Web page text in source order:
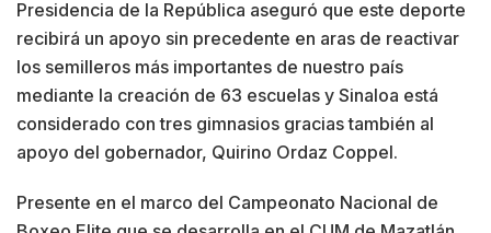
Presidencia de la República aseguró que este deporte
recibirá un apoyo sin precedente en aras de reactivar
los semilleros más importantes de nuestro país
mediante la creación de 63 escuelas y Sinaloa está
considerado con tres gimnasios gracias también al
apoyo del gobernador, Quirino Ordaz Coppel.
Presente en el marco del Campeonato Nacional de